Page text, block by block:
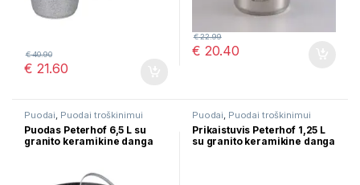
€ 21.60
€40.90 € 20.40
€22.99
Puodai, Puodai troškinimui
Puodas Peterhof 6,5 L su
granito keramikine danga
Puodai, Puodai troškinimui
Prikaistuvis Peterhof 1,25 L
su granito keramikine danga